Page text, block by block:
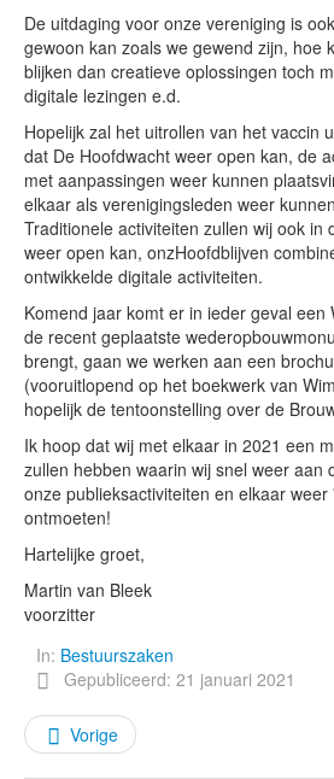
De uitdaging voor onze vereniging is
gewoon kan zoals we gewend zijn, hoe
blijken dan creatieve oplossingen toch
digitale lezingen e.d.
Hopelijk zal het uitrollen van het vaccin
dat De Hoofdwacht weer open kan, de
met aanpassingen weer kunnen
elkaar als verenigingsleden weer
Traditionele activiteiten zullen wij ook in
weer open kan, onzHoofdblijven
ontwikkelde digitale activiteiten.
Komend jaar komt er in ieder geval
de recent geplaatste
brengt, gaan we werken aan een
(vooruitlopend op het boekwerk van
hopelijk de tentoonstelling over de
Ik hoop dat wij met elkaar in 2021 een
zullen hebben waarin wij snel weer aan
onze publieksactiviteiten en elkaar weer
ontmoeten!
Hartelijke groet,
Martin van Bleek
voorzitter
In: Bestuurszaken
Gepubliceerd: 21 januari 2021
Vorige